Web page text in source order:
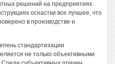
решений на предприятиях
оснастки все лучшее, что
в производстве и
стандартизации
не только объективными